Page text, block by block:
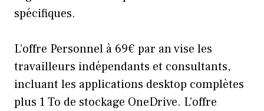
spécifiques.
L’offre Personnel à 69€ par an vise les
travailleurs indépendants et consultants,
incluant les applications desktop complètes
plus 1 To de stockage OneDrive. L’offre